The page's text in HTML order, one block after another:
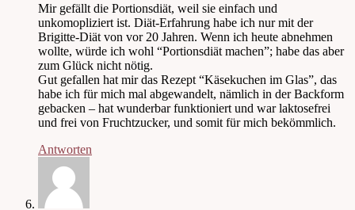
Mir gefällt die Portionsdiät, weil sie einfach und
unkomopliziert ist. Diät-Erfahrung habe ich nur mit der
Brigitte-Diät von vor 20 Jahren. Wenn ich heute abnehmen
wollte, würde ich wohl “Portionsdiät machen”; habe das aber
zum Glück nicht nötig.
Gut gefallen hat mir das Rezept “Käsekuchen im Glas”, das
habe ich für mich mal abgewandelt, nämlich in der Backform
gebacken – hat wunderbar funktioniert und war laktosefrei
und frei von Fruchtzucker, und somit für mich bekömmlich.
Antworten